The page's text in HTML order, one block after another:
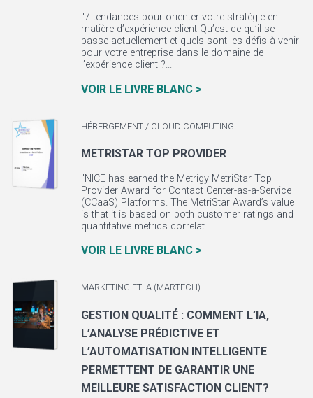
"7 tendances pour orienter votre stratégie en
matière d’expérience client Qu’est-ce qu’il se
passe actuellement et quels sont les défis à venir
pour votre entreprise dans le domaine de
l’expérience client ?...
VOIR LE LIVRE BLANC >
HÉBERGEMENT / CLOUD COMPUTING
METRISTAR TOP PROVIDER
"NICE has earned the Metrigy MetriStar Top
Provider Award for Contact Center-as-a-Service
(CCaaS) Platforms. The MetriStar Award’s value
is that it is based on both customer ratings and
quantitative metrics correlat...
VOIR LE LIVRE BLANC >
MARKETING ET IA (MARTECH)
GESTION QUALITÉ : COMMENT L’IA,
L’ANALYSE PRÉDICTIVE ET
L’AUTOMATISATION INTELLIGENTE
PERMETTENT DE GARANTIR UNE
MEILLEURE SATISFACTION CLIENT?